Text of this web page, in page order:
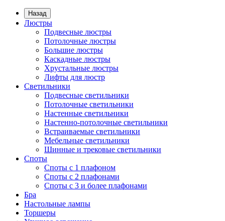
Назад
Люстры
Подвесные люстры
Потолочные люстры
Большие люстры
Каскадные люстры
Хрустальные люстры
Лифты для люстр
Светильники
Подвесные светильники
Потолочные светильники
Настенные светильники
Настенно-потолочные светильники
Встраиваемые светильники
Мебельные светильники
Шинные и трековые светильники
Споты
Споты с 1 плафоном
Споты с 2 плафонами
Споты с 3 и более плафонами
Бра
Настольные лампы
Торшеры